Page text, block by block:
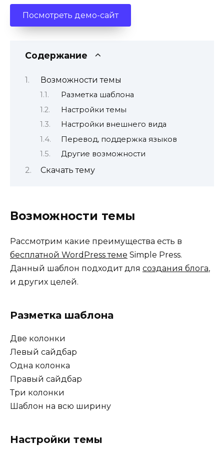
Посмотреть демо-сайт
Содержание
Возможности темы
Разметка шаблона
Настройки темы
Настройки внешнего вида
Перевод, поддержка языков
Другие возможности
Скачать тему
Возможности темы
Рассмотрим какие преимущества есть в
бесплатной WordPress теме Simple Press.
Данный шаблон подходит для создания блога,
и других целей.
Разметка шаблона
Две колонки
Левый сайдбар
Одна колонка
Правый сайдбар
Три колонки
Шаблон на всю ширину
Настройки темы